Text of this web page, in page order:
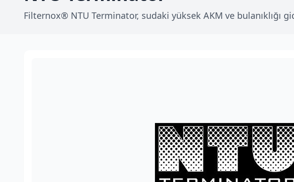
Filternox® NTU Terminator, sudaki yüksek AKM ve bulanıklığı